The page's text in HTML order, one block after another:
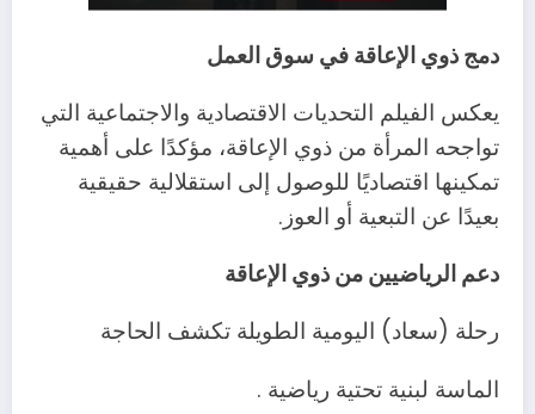
دمج ذوي الإعاقة في سوق العمل
يعكس الفيلم التحديات الاقتصادية والاجتماعية التي
تواجحه المرأة من ذوي الإعاقة، مؤكدًا على أهمية
تمكينها اقتصاديًا للوصول إلى استقلالية حقيقية
بعيدًا عن التبعية أو العوز.
دعم الرياضيين من ذوي الإعاقة
رحلة (سعاد) اليومية الطويلة تكشف الحاجة
الماسة لبنية تحتية رياضية .